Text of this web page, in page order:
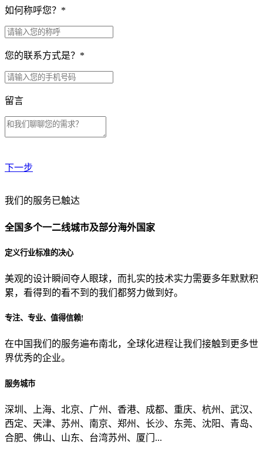
如何称呼您？ *
您的联系方式是？ *
留言
下一步
贵公司预算范围是？
贵公司的团队规模是？
目前主要的营销渠道是？
我们的服务已触达
全国多个一二线城市及部分海外国家
定义行业标准的决心
美观的设计瞬间夺人眼球，而扎实的技术实力需要多年默默积
累，看得到的看不到的我们都努力做到好。
专注、专业、值得信赖!
在中国我们的服务遍布南北，全球化进程让我们接触到更多世
界优秀的企业。
服务城市
深圳、上海、北京、广州、香港、成都、重庆、杭州、武汉、
西定、天津、苏州、南京、郑州、长沙、东莞、沈阳、青岛、
合肥、佛山、山东、台湾苏州、厦门...